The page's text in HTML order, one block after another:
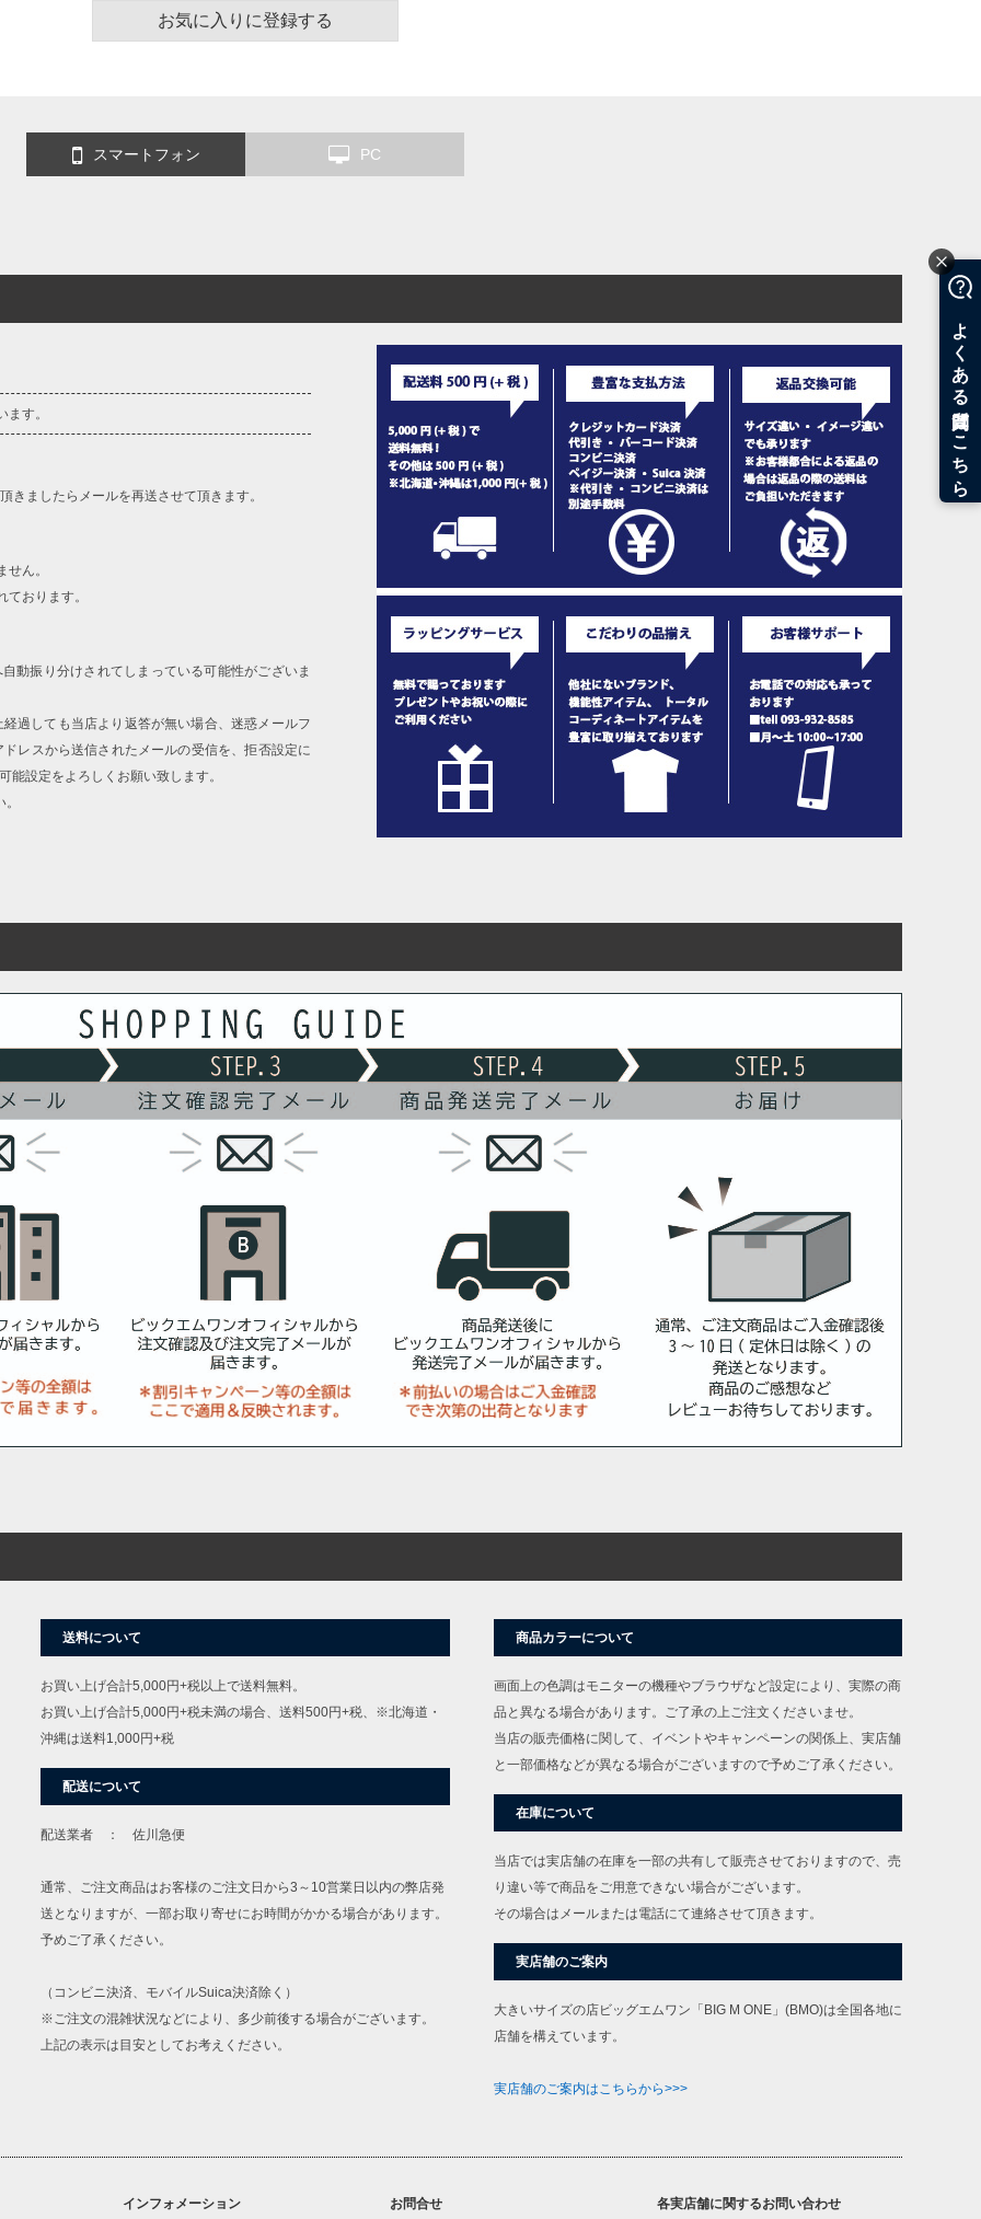
124 74
65.5 142 80
148
のサイズ表記と異なる場合があります。お取り扱い前に
しまう場合がございます。そのようなことがない様最大
かにご連絡させて頂きますので予めご了承ください。
となります。）
ますので、予めご了承下さい。
にご連絡ください。
品交換不可とさせて頂いております。予めご了承くださ
お気に入りに登録する
スマートフォン PC
す。
きましたらメールを再送させて頂きます。
ん。
おります。
動振り分けされてしまっている可能性がございま
過しても当店より返答が無い場合、迷惑メールフ
レスから送信されたメールの受信を、拒否設定に
能設定をよろしくお願い致します。
送料について
お買い上げ合計5,000円+税以上で送料無料。
お買い上げ合計5,000円+税未満の場合、送料500円+税、※北海道・
沖縄は送料1,000円+税
配送について
配送業者 ： 佐川急便
通常、ご注文商品はお客様のご注文日から3～10営業日以内の弊店発
送となりますが、一部お取り寄せにお時間がかかる場合があります。
予めご了承ください。
（コンビニ決済、モバイルSuica決済除く）
※ご注文の混雑状況などにより、多少前後する場合がございます。
上記の表示は目安としてお考えください。
商品カラーについて
画面上の色調はモニターの機種やブラウザなど設定により、実際の商
品と異なる場合があります。ご了承の上ご注文くださいませ。
当店の販売価格に関して、イベントやキャンペーンの関係上、実店舗
と一部価格などが異なる場合がございますので予めご了承ください。
在庫について
当店では実店舗の在庫を一部の共有して販売させておりますので、売
り違い等で商品をご用意できない場合がございます。
その場合はメールまたは電話にて連絡させて頂きます。
実店舗のご案内
大きいサイズの店ビッグエムワン「BIG M ONE」(BMO)は全国各地に
店舗を構えています。
実店舗のご案内はこちらから>>>
インフォメーション お問合せ 各実店舗に関するお問い合わせ